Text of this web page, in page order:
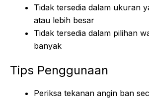
Tidak tersedia dalam ukuran
atau lebih besar
Tidak tersedia dalam pilihan
banyak
Tips Penggunaan
Periksa tekanan angin ban